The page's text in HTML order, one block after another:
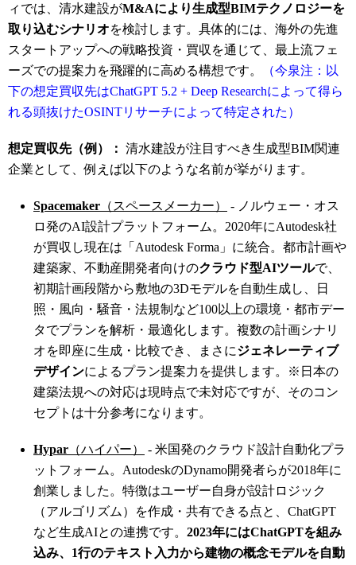
ィでは、清水建設がM&Aにより生成型BIMテクノロジーを
取り込むシナリオを検討します。具体的には、海外の先進
スタートアップへの戦略投資・買収を通じて、最上流フェ
ーズでの提案力を飛躍的に高める構想です。
（今泉注：以
下の想定買収先はChatGPT 5.2 + Deep Researchによって得ら
れる頭抜けたOSINTリサーチによって特定された）
想定買収先（例）： 清水建設が注目すべき生成型BIM関連
企業として、例えば以下のような名前が挙がります。
Spacemaker （スペースメーカー）
- ノルウェー・オス
ロ発のAI設計プラットフォーム。2020年にAutodesk社
が買収し現在は「Autodesk Forma」に統合。都市計画や
建築家、不動産開発者向けのクラウド型AIツールで、
初期計画段階から敷地の3Dモデルを自動生成し、日
照・風向・騒音・法規制など100以上の環境・都市デー
タでプランを解析・最適化します。複数の計画シナリ
オを即座に生成・比較でき、まさにジェネレーティブ
デザインによるプラン提案力を提供します。※日本の
建築法規への対応は現時点で未対応ですが、そのコン
セプトは十分参考になります。
Hypar （ハイパー）
- 米国発のクラウド設計自動化プラ
ットフォーム。AutodeskのDynamo開発者らが2018年に
創業しました。特徴はユーザー自身が設計ロジック
（アルゴリズム）を作成・共有できる点と、ChatGPT
など生成AIとの連携です。 2023年にはChatGPTを組み
込み、1行のテキスト入力から建物の概念モデルを自動